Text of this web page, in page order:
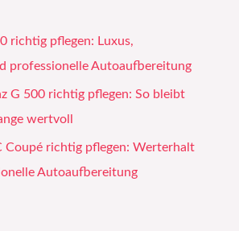
richtig pflegen: Luxus,
professionelle Autoaufbereitung
G 500 richtig pflegen: So bleibt
wertvoll
Coupé richtig pflegen: Werterhalt
Autoaufbereitung